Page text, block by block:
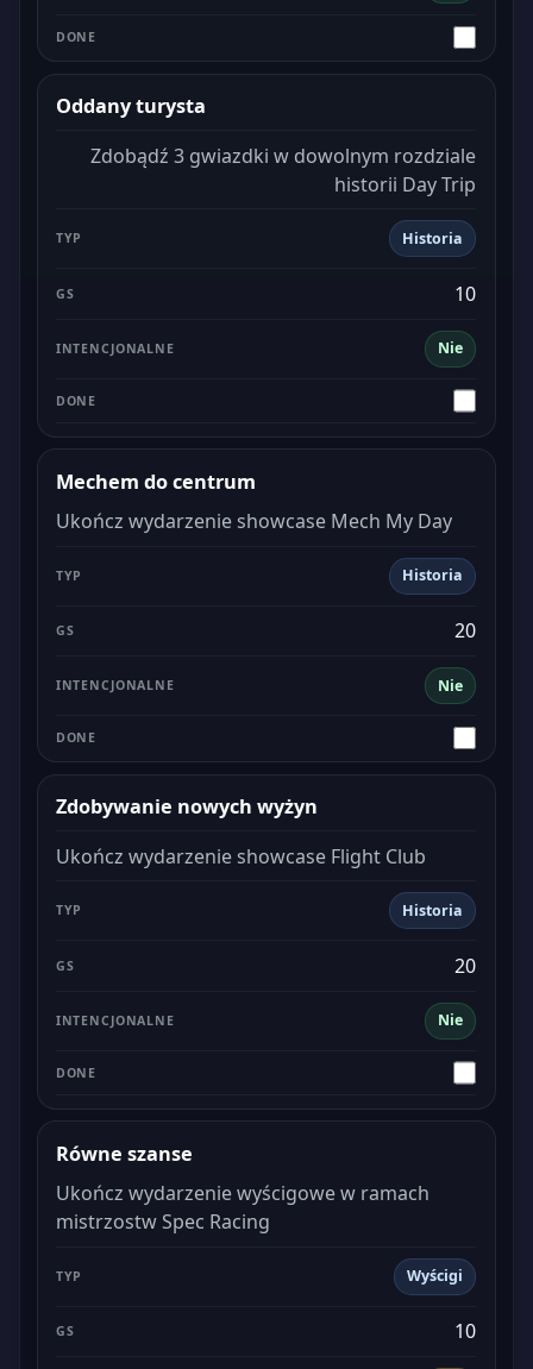
Oddany turysta
Zdobądź 3 gwiazdki w dowolnym rozdziale
historii Day Trip
Historia
Nie
10
Mechem do centrum
Ukończ wydarzenie showcase Mech My Day
Historia
Nie
20
Zdobywanie nowych wyżyn
Ukończ wydarzenie showcase Flight Club
Historia
Nie
20
Równe szanse
Ukończ wydarzenie wyścigowe w ramach
mistrzostw Spec Racing
Wyścigi
10